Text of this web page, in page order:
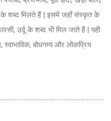
के शब्द मिलते हैं | इसमें जहाँ संस्कृत के
उर्दू के शब्द भी मिल जाते हैं | यही
स्वाभाविक, बोधगम्य और लोकप्रिय